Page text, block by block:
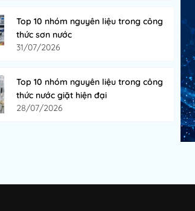
Top 10 nhóm nguyên liệu trong công
thức sơn nước
31/07/2026
Top 10 nhóm nguyên liệu trong công
thức nước giặt hiện đại
28/07/2026